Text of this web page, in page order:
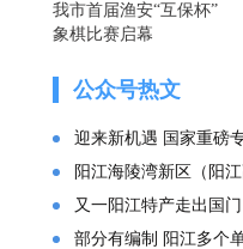
我市首届渔安“互保杯”
象棋比赛启幕
公众号热文
迎来新机遇 国家重磅
阳江海陵湾新区（阳江高
又一阳江特产走出国门
部分有编制 阳江多个